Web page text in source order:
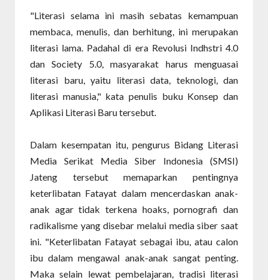
"Literasi selama ini masih sebatas kemampuan
membaca, menulis, dan berhitung, ini merupakan
literasi lama. Padahal di era Revolusi Indhstri 4.0
dan Society 5.0, masyarakat harus menguasai
literasi baru, yaitu literasi data, teknologi, dan
literasi manusia," kata penulis buku Konsep dan
Aplikasi Literasi Baru tersebut.
Dalam kesempatan itu, pengurus Bidang Literasi
Media Serikat Media Siber Indonesia (SMSI)
Jateng tersebut memaparkan pentingnya
keterlibatan Fatayat dalam mencerdaskan anak-
anak agar tidak terkena hoaks, pornografi dan
radikalisme yang disebar melalui media siber saat
ini. "Keterlibatan Fatayat sebagai ibu, atau calon
ibu dalam mengawal anak-anak sangat penting.
Maka selain lewat pembelajaran, tradisi literasi